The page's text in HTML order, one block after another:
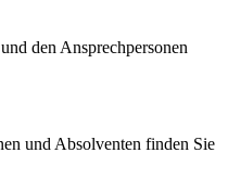
den Ansprechpersonen
und Absolventen finden Sie